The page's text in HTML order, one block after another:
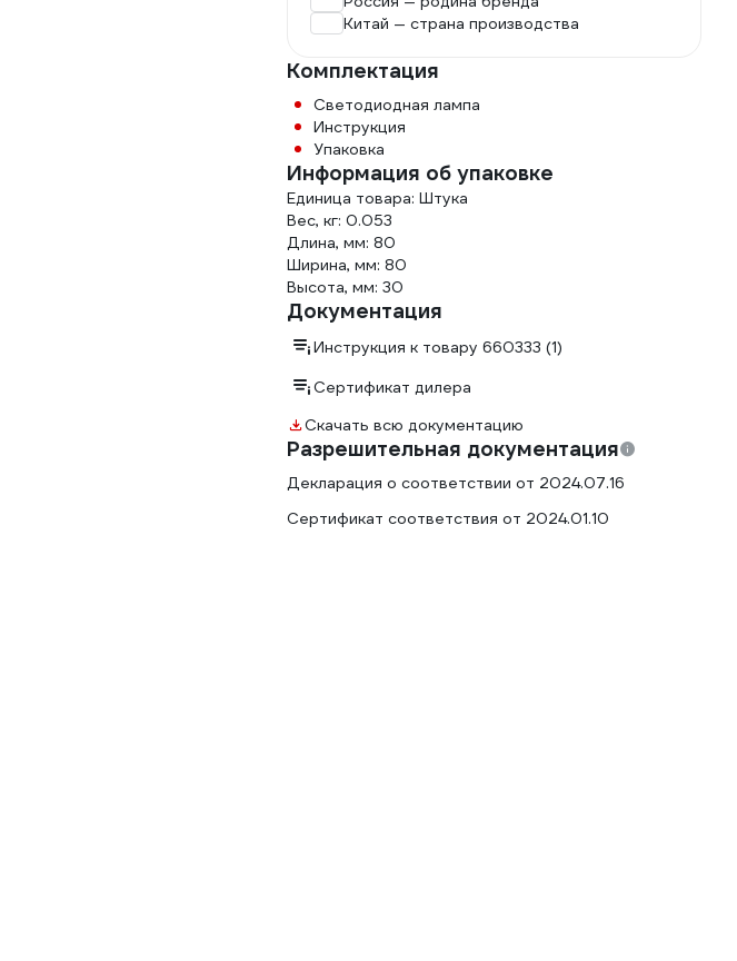
Китай — страна производства
Комплектация
Светодиодная лампа
Инструкция
Упаковка
Информация об упаковке
Единица товара: Штука
Вес, кг: 0.053
Длина, мм: 80
Ширина, мм: 80
Высота, мм: 30
Документация
Инструкция к товару 660333 (1)
Сертификат дилера
Скачать всю документацию
Разрешительная документация
Декларация о соответствии от 2024.07.16
Сертификат соответствия от 2024.01.10